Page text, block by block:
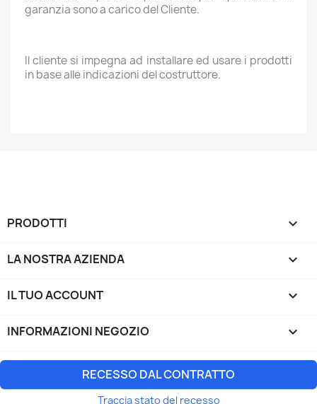
garanzia sono a carico del Cliente.
Il cliente si impegna ad installare ed usare i prodotti
in base alle indicazioni del costruttore.
PRODOTTI 
LA NOSTRA AZIENDA 
IL TUO ACCOUNT 
INFORMAZIONI NEGOZIO keyboard_arrow_down
RECESSO DAL CONTRATTO
Traccia stato del recesso